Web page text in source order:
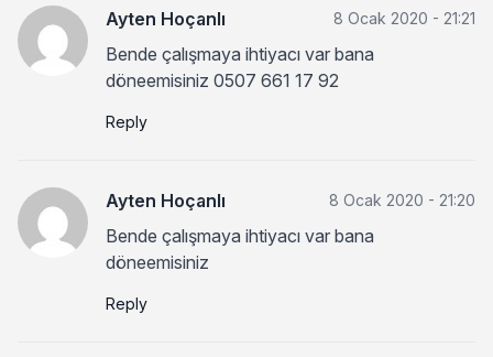
Ayten Hoçanlı 8 Ocak 2020 - 21:21
Bende çalışmaya ihtiyacı var bana
döneemisiniz 0507 661 17 92
Reply
Ayten Hoçanlı 8 Ocak 2020 - 21:20
Bende çalışmaya ihtiyacı var bana
döneemisiniz
Reply